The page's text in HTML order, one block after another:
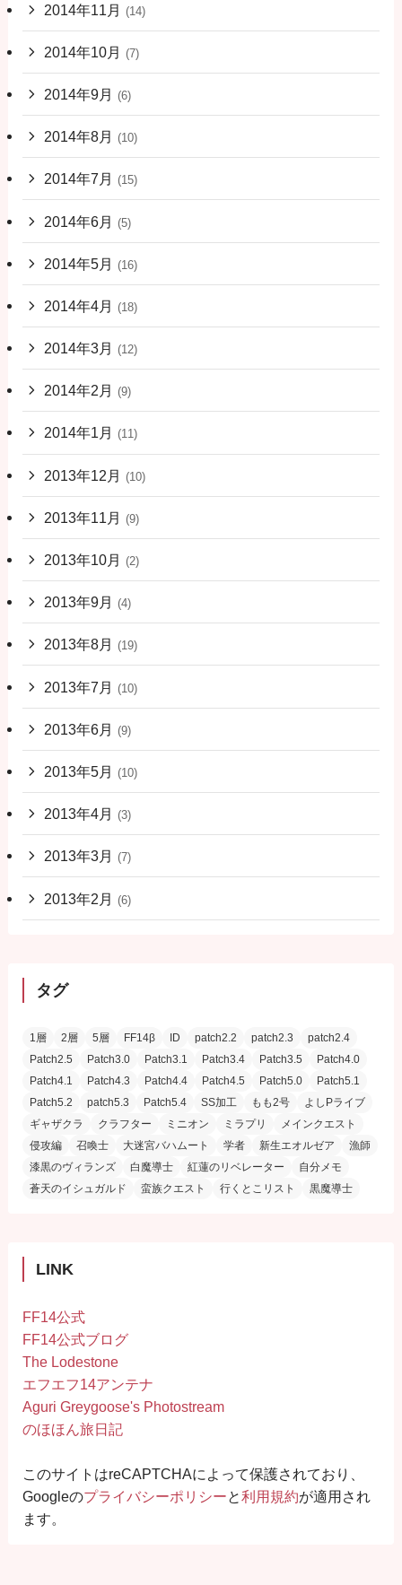
2014年11月 (14)
2014年10月 (7)
2014年9月 (6)
2014年8月 (10)
2014年7月 (15)
2014年6月 (5)
2014年5月 (16)
2014年4月 (18)
2014年3月 (12)
2014年2月 (9)
2014年1月 (11)
2013年12月 (10)
2013年11月 (9)
2013年10月 (2)
2013年9月 (4)
2013年8月 (19)
2013年7月 (10)
2013年6月 (9)
2013年5月 (10)
2013年4月 (3)
2013年3月 (7)
2013年2月 (6)
タグ
1層 2層 5層 FF14β ID patch2.2 patch2.3
patch2.4
Patch2.5
Patch3.0 Patch3.1 Patch3.4 Patch3.5
Patch4.0
Patch4.1
Patch4.3 Patch4.4 Patch4.5 Patch5.0
Patch5.1
Patch5.2
patch5.3 Patch5.4 SS加工 もも2号
よしPライブ
ギャザクラ
クラフター ミニオン ミラプリ
メインクエスト
侵攻編
召喚士 大迷宮バハムート 学者 新生エオルゼア
漁師
漆黒のヴィランズ
白魔導士 紅蓮のリベレーター
自分メモ
蒼天のイシュガルド
蛮族クエスト 行くとこリスト 黒魔導士
LINK
FF14公式
FF14公式ブログ
The Lodestone
エフエフ14アンテナ
Aguri Greygoose's Photostream
のほほん旅日記
このサイトはreCAPTCHAによって保護されており、
Googleのプライバシーポリシーと利用規約が適用され
ます。